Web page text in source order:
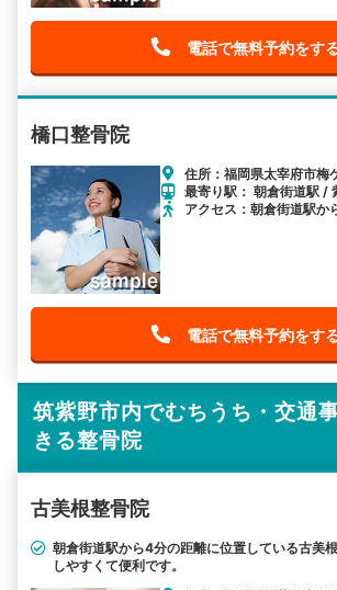
電話で無料予約をす
橋口整骨院
住所：福岡県太宰府市
最寄り駅： 朝倉街道駅 /
アクセス：朝倉街道駅か
電話で無料予約をす
筑紫野市内でむちうち・交通
きる整骨院
古美根整骨院
朝倉街道駅から4分の距離に位置している古美
しやすくて便利です。